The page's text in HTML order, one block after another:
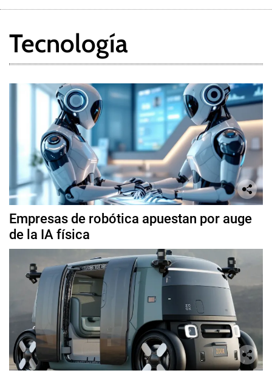
Tecnología
Empresas de robótica apuestan por auge
de la IA física